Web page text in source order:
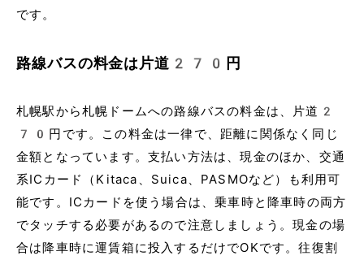
です。
路線バスの料金は片道270円
札幌駅から札幌ドームへの路線バスの料金は、片道2
70円です。この料金は一律で、距離に関係なく同じ
金額となっています。支払い方法は、現金のほか、交通
系ICカード（Kitaca、Suica、PASMOなど）も利用可
能です。ICカードを使う場合は、乗車時と降車時の両方
でタッチする必要があるので注意しましょう。現金の場
合は降車時に運賃箱に投入するだけでOKです。往復割